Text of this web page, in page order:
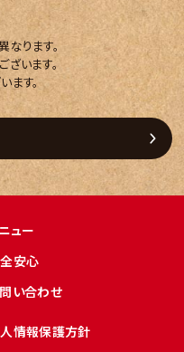
ります。
います。
す。
ュー
安心
い合わせ
情報保護方針